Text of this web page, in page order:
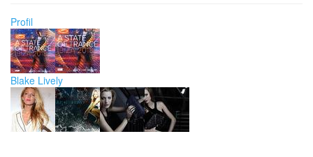
Profil
Blake Lively